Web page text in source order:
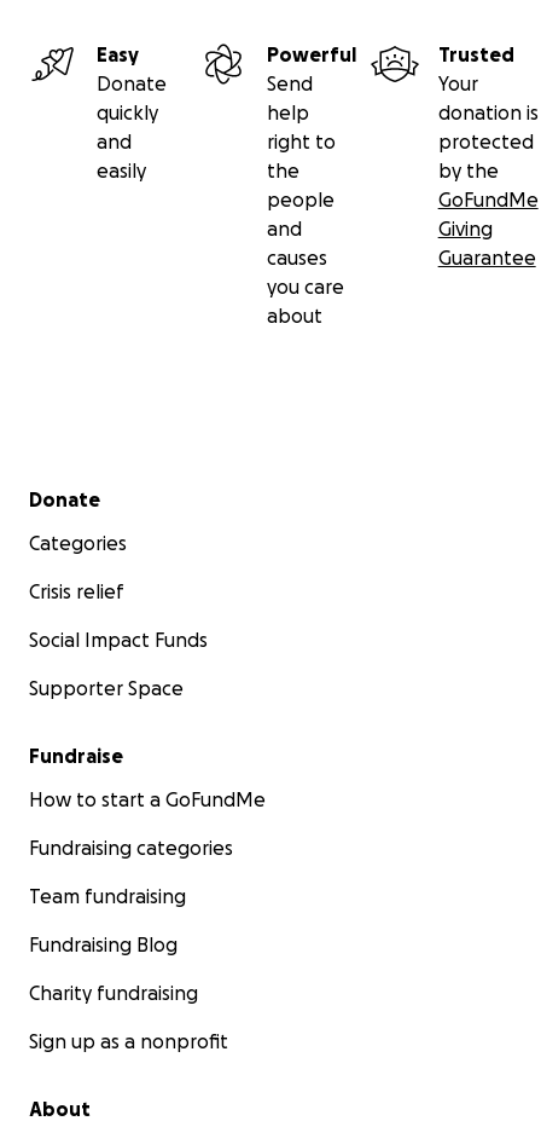
Easy
Donate
quickly
and
easily
Powerful
Send
help
right to
the
people
and
causes
you care
about
Trusted
Your
donation is
protected
by the
GoFundMe
Giving
Guarantee
Secondary menu
Donate
Categories
Crisis relief
Social Impact Funds
Supporter Space
Fundraise
How to start a GoFundMe
Fundraising categories
Team fundraising
Fundraising Blog
Charity fundraising
Sign up as a nonprofit
About